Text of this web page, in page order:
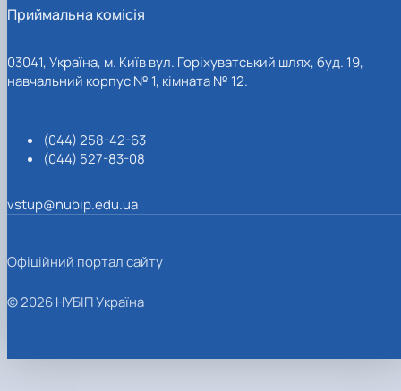
Приймальна комісія
03041, Україна, м. Київ вул. Горіхуватський шлях, буд. 19,
навчальний корпус № 1, кімната № 12.
(044) 258-42-63
(044) 527-83-08
vstup@nubip.edu.ua
Офіційний портал сайту
© 2026 НУБІП Україна